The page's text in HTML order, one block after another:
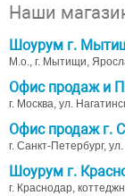
Наши
Шоурум г.
М.о., г. Мытищи,
Офис продаж и
г. Москва, ул.
Офис продаж г.
г. Санкт-Петербург,
Шоурум г.
г. Краснодар,